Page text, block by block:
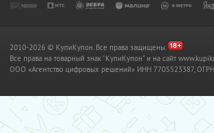
2010-2026 © КупиКупон. Все права защищены.
Все права на товарный знак "КупиКупон" и на сайт
OOO «Агентство цифровых решений» ИНН 7705523387,